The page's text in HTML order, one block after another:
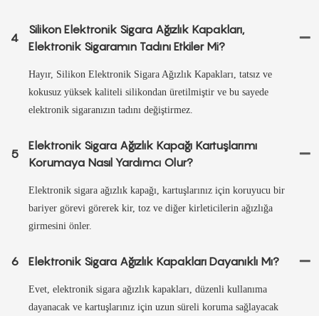
4
Silikon Elektronik Sigara Ağızlık Kapakları,
Elektronik Sigaramın Tadını Etkiler Mi?
Hayır, Silikon Elektronik Sigara Ağızlık Kapakları, tatsız ve
kokusuz yüksek kaliteli silikondan üretilmiştir ve bu sayede
elektronik sigaranızın tadını değiştirmez.
5
Elektronik Sigara Ağızlık Kapağı Kartuşlarımı
Korumaya Nasıl Yardımcı Olur?
Elektronik sigara ağızlık kapağı, kartuşlarınız için koruyucu bir
bariyer görevi görerek kir, toz ve diğer kirleticilerin ağızlığa
girmesini önler.
6 Elektronik Sigara Ağızlık Kapakları Dayanıklı Mı?
Evet, elektronik sigara ağızlık kapakları, düzenli kullanıma
dayanacak ve kartuşlarınız için uzun süreli koruma sağlayacak